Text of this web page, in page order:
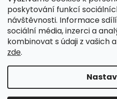
poskytování funkcí
návštěvnosti. Informace
sociální média, inzerci a
kombinovat s údaji z vašich
zde.
Copyright 2026